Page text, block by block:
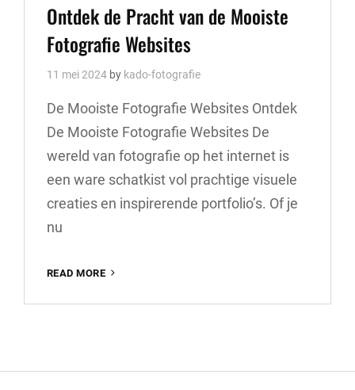
Links
Ontdek de Pracht van de Mooiste
Fotografie Websites
11 mei 2024 by kado-fotografie
De Mooiste Fotografie Websites Ontdek
De Mooiste Fotografie Websites De
wereld van fotografie op het internet is
een ware schatkist vol prachtige visuele
creaties en inspirerende portfolio’s. Of je
nu
READ MORE
PRACHT
FOTOGRAFIE